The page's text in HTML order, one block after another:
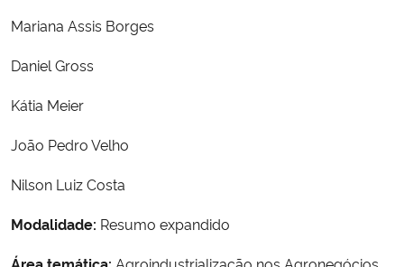
Ministério da Saúde
Ministério de Minas e Energia
Ministério da Ciência, Tecnologia, Inovações e Comunicações
Mariana Assis Borges
Daniel Gross
Kátia Meier
João Pedro Velho
Nilson Luiz Costa
Modalidade: Resumo expandido
Área temática: Agroindustrialização nos Agronegócios